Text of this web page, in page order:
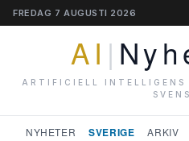
FREDAG 7 AUGUSTI 2026
AI |
ARTIFICIELL INTELLIGENS
NYHETER SVERIGE ARKIV